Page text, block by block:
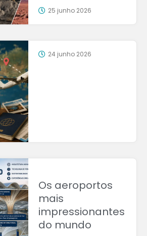
25 junho 2026
24 junho 2026
Os aeroportos
mais
impressionantes
do mundo